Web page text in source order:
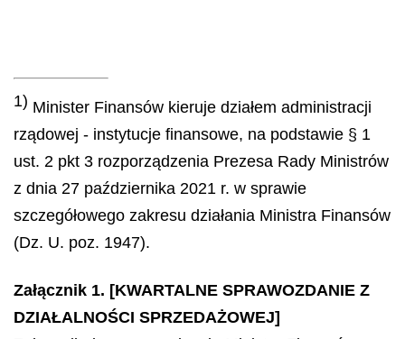
1) Minister Finansów kieruje działem administracji
rządowej - instytucje finansowe, na podstawie § 1
ust. 2 pkt 3 rozporządzenia Prezesa Rady Ministrów
z dnia 27 października 2021 r. w sprawie
szczegółowego zakresu działania Ministra Finansów
(Dz. U. poz. 1947).
Załącznik 1. [KWARTALNE SPRAWOZDANIE Z
DZIAŁALNOŚCI SPRZEDAŻOWEJ]